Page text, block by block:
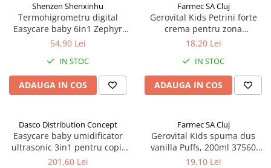
Shenzen Shenxinhu
Termohigrometru digital
Easycare baby 6in1 Zephyr
Labs
54,90 Lei
IN STOC
ADAUGA IN COS
Farmec SA Cluj
Gerovital Kids Petrini forte
crema pentru zona
scutecului, 50ml 7520 Zephyr
18,20 Lei
IN STOC
ADAUGA IN COS
Dasco Distribution Concept
Easycare baby umidificator
ultrasonic 3in1 pentru copii
2L Zephyr Labs
201,60 Lei
Farmec SA Cluj
Gerovital Kids spuma dus
vanilla Puffs, 200ml 37560
Zephyr Labs
19,10 Lei